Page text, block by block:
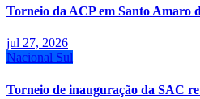
Torneio da ACP em Santo Amaro
jul 27, 2026
Nacional Sul
Torneio de inauguração da SAC